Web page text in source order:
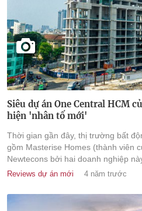
Siêu dự án One Central HCM
hiện 'nhân tố mới'
Thời gian gần đây, thị trường bất
gồm Masterise Homes (thành viên
Newtecons bởi hai doanh nghiệp
nhau tại các dự án cao cấp.
Reviews dự án mới 4 năm trước